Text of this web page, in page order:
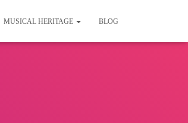
MUSICAL HERITAGE BLOG